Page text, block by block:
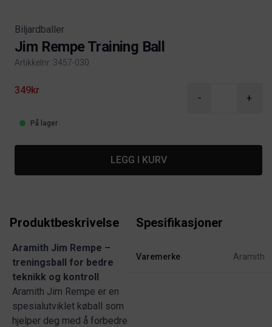
Biljardballer
Jim Rempe Training Ball
Artikkelnr. 3457-030
Product information
349kr
- +
På lager
LEGG I KURV
Produktbeskrivelse
Aramith Jim Rempe –
treningsball for bedre
teknikk og kontroll
Aramith Jim Rempe er en
spesialutviklet køball som
hjelper deg med å forbedre
Spesifikasjoner
Varemerke Aramith